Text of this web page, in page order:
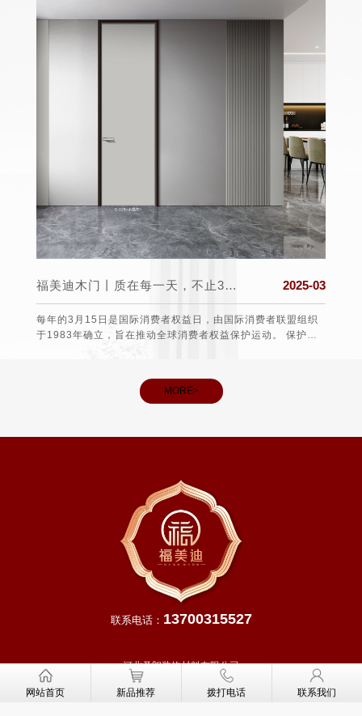
福美迪木门丨质在每一天，不止315！ 2025-03
每年的3月15日是国际消费者权益日，由国际消费者联盟组织
于1983年确立，旨在推动全球消费者权益保护运动。 保护消
MORE>
联系电话： 13700315527
河北圣朗装饰材料有限公司
网址： http://www.fmddoor.cn
网站首页 新品推荐 拨打电话 联系我们